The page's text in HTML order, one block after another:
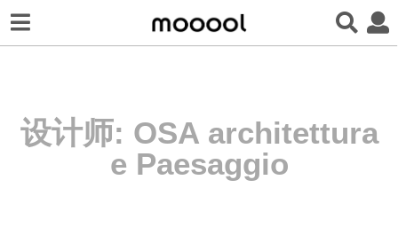
设计师: OSA architettura
e Paesaggio